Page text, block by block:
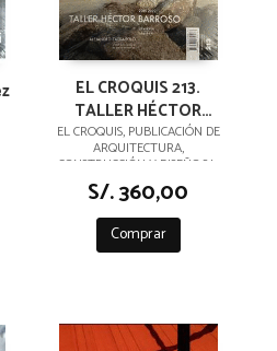
EL CROQUIS 213.
TALLER HÉCTOR
BARROSO 2015 - 2022
EL CROQUIS, PUBLICACIÓN DE
ARQUITECTURA,
CONSTRUCCIÓN Y DISEÑO,S.L.
S/. 360,00
Comprar